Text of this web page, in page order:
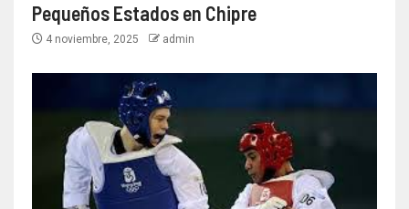
Pequeños Estados en Chipre
4 noviembre, 2025 admin